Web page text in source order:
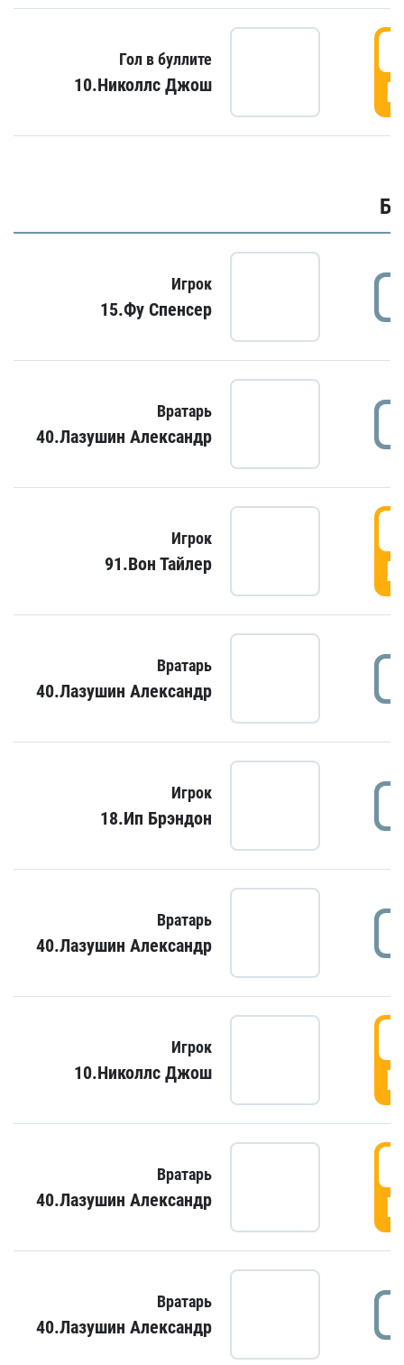
Гол в буллите
10.Николлс Джош
Игрок
15.Фу Спенсер
Вратарь
40.Лазушин Александр
Игрок
91.Вон Тайлер
Вратарь
40.Лазушин Александр
Игрок
18.Ип Брэндон
Вратарь
40.Лазушин Александр
Игрок
10.Николлс Джош
Вратарь
40.Лазушин Александр
Вратарь
40.Лазушин Александр